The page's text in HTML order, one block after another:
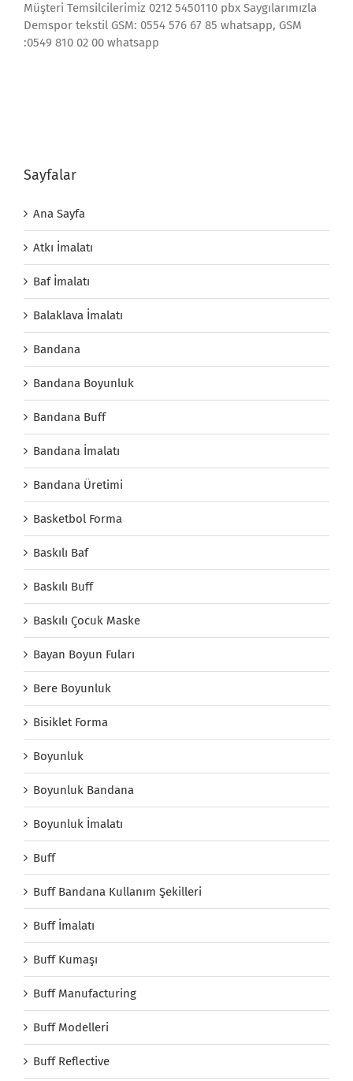
Müşteri Temsilcilerimiz 0212 5450110 pbx Saygılarımızla
Demspor tekstil GSM: 0554 576 67 85 whatsapp, GSM
:0549 810 02 00 whatsapp
Sayfalar
Ana Sayfa
Atkı İmalatı
Baf İmalatı
Balaklava İmalatı
Bandana
Bandana Boyunluk
Bandana Buff
Bandana İmalatı
Bandana Üretimi
Basketbol Forma
Baskılı Baf
Baskılı Buff
Baskılı Çocuk Maske
Bayan Boyun Fuları
Bere Boyunluk
Bisiklet Forma
Boyunluk
Boyunluk Bandana
Boyunluk İmalatı
Buff
Buff Bandana Kullanım Şekilleri
Buff İmalatı
Buff Kumaşı
Buff Manufacturing
Buff Modelleri
Buff Reflective